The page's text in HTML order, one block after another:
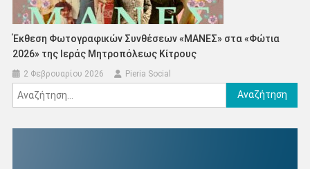
Έκθεση Φωτογραφικών Συνθέσεων «ΜΑΝΕΣ» στα «Φώτια
2026» της Ιεράς Μητροπόλεως Κίτρους
2 Φεβρουαρίου 2026 Pieria Social
Αναζήτηση
για: